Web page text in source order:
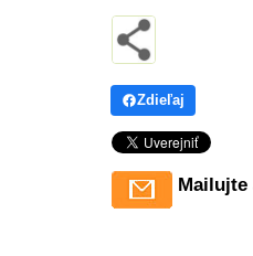
Zdieľaj
Mailujte